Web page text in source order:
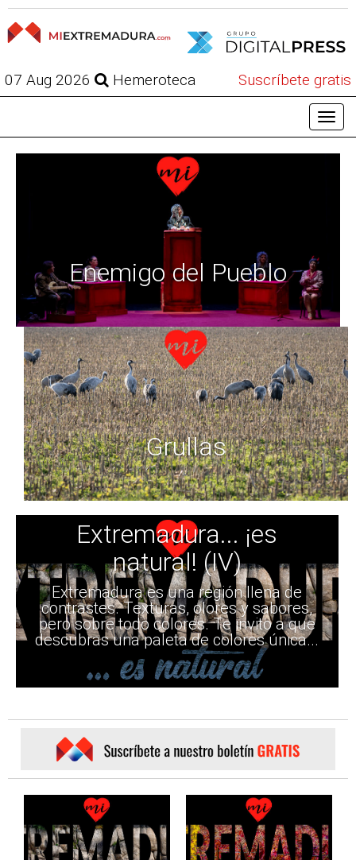
07 Aug 2026 Hemeroteca Suscríbete gratis
Enemigo del Pueblo
Grullas
Extremadura... ¡es
natural! (IV)
Extremadura es una región llena de
contrastes. Texturas, olores y sabores,
pero sobre todo colores. Te invito a que
descubras una paleta de colores única...